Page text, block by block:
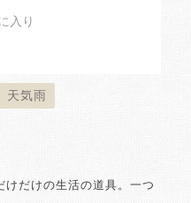
入り
天気雨
けだけの生活の道具。一つ